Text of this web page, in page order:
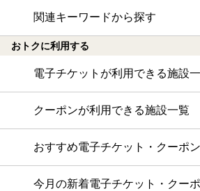
関連キーワードから探す
おトクに利用する
電子チケットが利用できる施設
クーポンが利用できる施設一覧
おすすめ電子チケット・クーポ
今月の新着電子チケット・クー